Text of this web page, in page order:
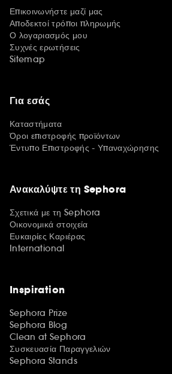
Επικοινωνήστε μαζί μας
Αποδεκτοί τρόποι πληρωμής
Ο λογαριασμός μου
Συχνές ερωτήσεις
Sitemap
Για εσάς
Καταστήματα
Όροι επιστροφής προϊόντων
Έντυπο Επιστροφής - Υπαναχώρησης
Ανακαλύψτε τη Sephora
Σχετικά με τη Sephora
Οικονομικά στοιχεία
Ευκαιρίες Καριέρας
International
Inspiration
Sephora Prize
Sephora Blog
Clean at Sephora
Συσκευασία Παραγγελιών
Sephora Stands